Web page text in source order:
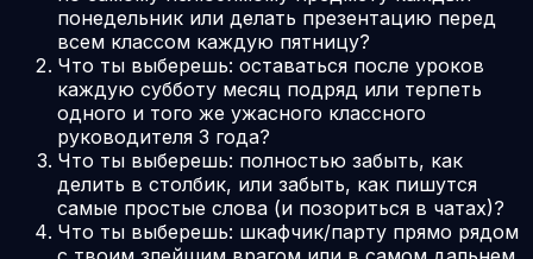
понедельник или делать презентацию перед
всем классом каждую пятницу?
Что ты выберешь: оставаться после уроков
каждую субботу месяц подряд или терпеть
одного и того же ужасного классного
руководителя 3 года?
Что ты выберешь: полностью забыть, как
делить в столбик, или забыть, как пишутся
самые простые слова (и позориться в чатах)?
Что ты выберешь: шкафчик/парту прямо рядом